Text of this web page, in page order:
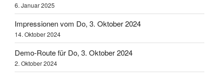
6. Januar 2025
Impressionen vom Do, 3. Oktober 2024
14. Oktober 2024
Demo-Route für Do, 3. Oktober 2024
2. Oktober 2024